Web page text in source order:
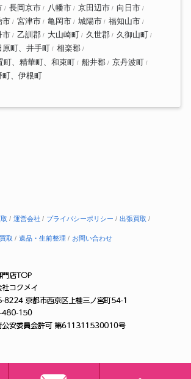
長岡京市 八幡市 京田辺市
向日市
市 宮津市 亀岡市 城陽市
福知山市
市 乙訓郡 大山崎町 久世郡
久御山町
原町、井手町
相楽郡
町、精華町、和束町
船井郡
京丹波町
町、伊根町
運営会社 プライバシーポリシー 出張買取
取 遺品・生前整理 お問い合わせ